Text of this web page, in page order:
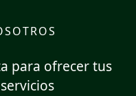
para ofrecer tus